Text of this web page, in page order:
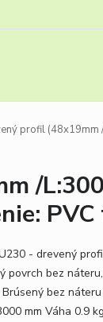
profil (48x19mm
/
- drevený
povrch bez
bez
mm Váha 0.9